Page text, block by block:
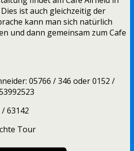
ist auch gleichzeitig der
kann man sich natürlich
und dann gemeinsam zum Cafe
05766 / 346 oder 0152 /
63142
Tour